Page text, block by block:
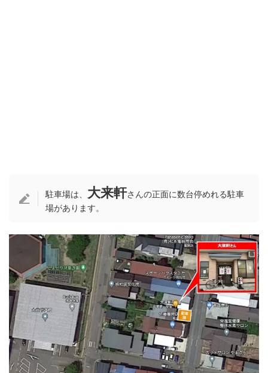
駐車場は、 大来軒さんの正面に数台停めれる駐車
場があります。